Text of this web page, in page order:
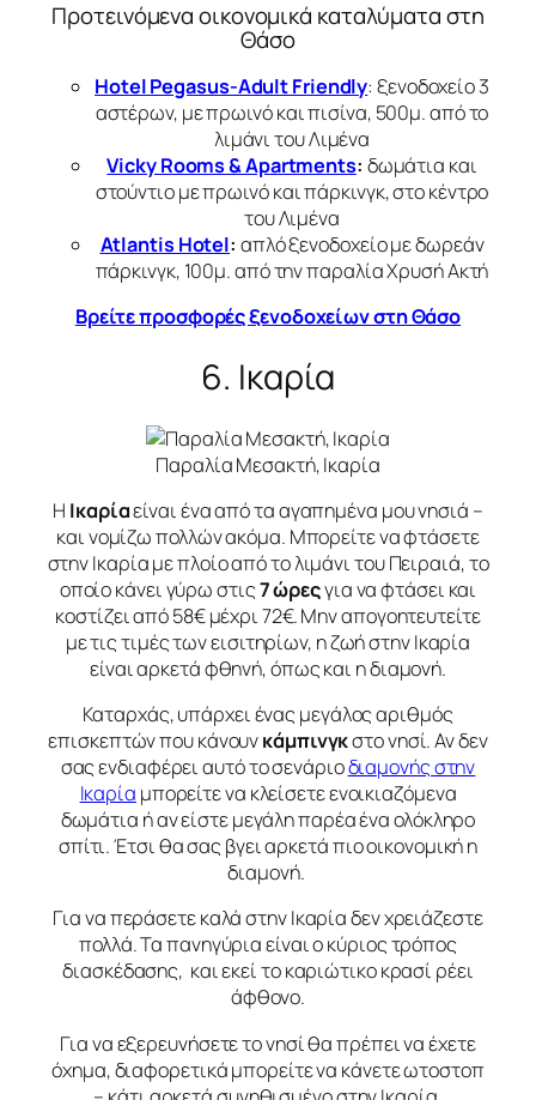
Προτεινόμενα οικονομικά καταλύματα στη
Θάσο
Hotel Pegasus-Adult Friendly: ξενοδοχείο 3
αστέρων, με πρωινό και πισίνα, 500μ. από το
λιμάνι του Λιμένα
Vicky Rooms & Apartments: δωμάτια και
στούντιο με πρωινό και πάρκινγκ, στο κέντρο
του Λιμένα
Atlantis Hotel: απλό ξενοδοχείο με δωρεάν
πάρκινγκ, 100μ. από την παραλία Χρυσή Ακτή
Βρείτε προσφορές ξενοδοχείων στη Θάσο
6. Ικαρία
Παραλία Μεσακτή, Ικαρία
Η Ικαρίαείναι ένα από τα αγαπημένα μου νησιά –
και νομίζω πολλών ακόμα. Μπορείτε να φτάσετε
στην Ικαρία με πλοίο από το λιμάνι του Πειραιά, το
οποίο κάνει γύρω στις7 ώρεςγια να φτάσει και
κοστίζει από 58€ μέχρι 72€. Μην απογοητευτείτε
με τις τιμές των εισιτηρίων, η ζωή στην Ικαρία
είναι αρκετά φθηνή, όπως και η διαμονή.
Καταρχάς, υπάρχει ένας μεγάλος αριθμός
επισκεπτών που κάνουνκάμπινγκστο νησί. Αν δεν
σας ενδιαφέρει αυτό το σενάριοδιαμονής στην
Ικαρία μπορείτε να κλείσετε ενοικιαζόμενα
δωμάτια ή αν είστε μεγάλη παρέα ένα ολόκληρο
σπίτι. Έτσι θα σας βγει αρκετά πιο οικονομική η
διαμονή.
Για να περάσετε καλά στην Ικαρία δεν χρειάζεστε
πολλά. Τα πανηγύρια είναι ο κύριος τρόπος
διασκέδασης, και εκεί το καριώτικο κρασί ρέει
άφθονο.
Για να εξερευνήσετε το νησί θα πρέπει να έχετε
όχημα, διαφορετικά μπορείτε να κάνετε ωτοστοπ